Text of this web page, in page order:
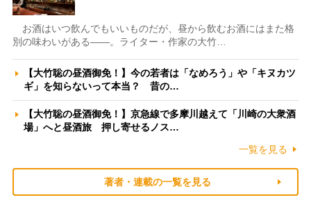
お酒はいつ飲んでもいいものだが、昼から飲むお酒にはまた格
別の味わいがある――。ライター・作家の大竹…
【大竹聡の昼酒御免！】今の若者は「なめろう」や「キヌカツ
ギ」を知らないって本当？ 昔の…
【大竹聡の昼酒御免！】京急線で多摩川越えて「川崎の大衆酒
場」へと昼酒旅 押し寄せるノス…
一覧を見る
著者・連載の一覧を見る